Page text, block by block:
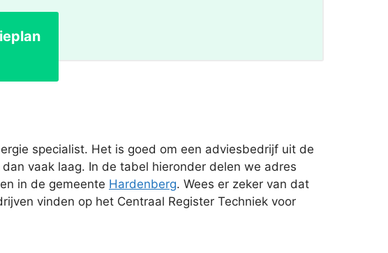
specialist. Het is goed om een adviesbedrijf uit de
vaak laag. In de tabel hieronder delen we adres
in de gemeente Hardenberg. Wees er zeker van dat
vinden op het Centraal Register Techniek voor